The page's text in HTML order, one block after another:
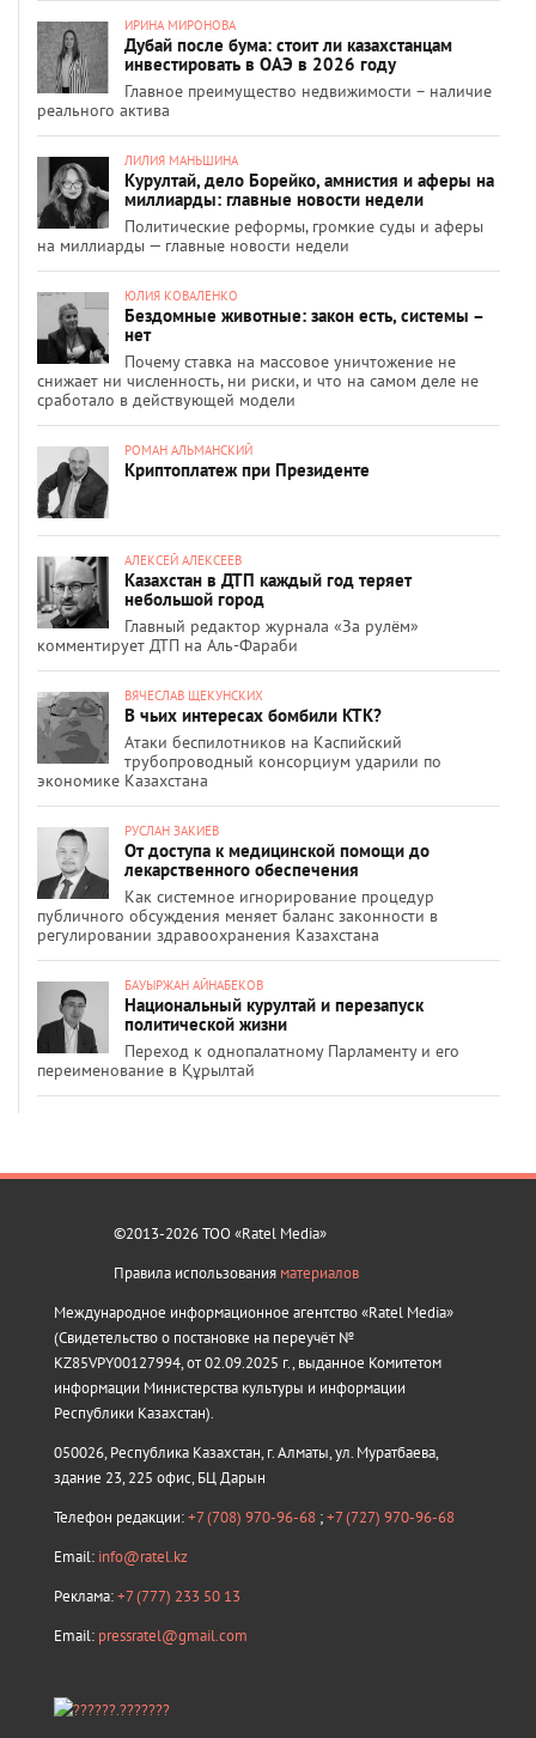
ИРИНА МИРОНОВА
Дубай после бума: стоит ли казахстанцам
инвестировать в ОАЭ в 2026 году
Главное преимущество недвижимости – наличие
реального актива
ЛИЛИЯ МАНЬШИНА
Курултай, дело Борейко, амнистия и аферы на
миллиарды: главные новости недели
Политические реформы, громкие суды и аферы
на миллиарды — главные новости недели
ЮЛИЯ КОВАЛЕНКО
Бездомные животные: закон есть, системы –
нет
Почему ставка на массовое уничтожение не
снижает ни численность, ни риски, и что на самом деле не
сработало в действующей модели
РОМАН АЛЬМАНСКИЙ
Криптоплатеж при Президенте
АЛЕКСЕЙ АЛЕКСЕЕВ
Казахстан в ДТП каждый год теряет
небольшой город
Главный редактор журнала «За рулём»
комментирует ДТП на Аль-Фараби
ВЯЧЕСЛАВ ЩЕКУНСКИХ
В чьих интересах бомбили КТК?
Атаки беспилотников на Каспийский
трубопроводный консорциум ударили по
экономике Казахстана
РУСЛАН ЗАКИЕВ
От доступа к медицинской помощи до
лекарственного обеспечения
Как системное игнорирование процедур
публичного обсуждения меняет баланс законности в
регулировании здравоохранения Казахстана
БАУЫРЖАН АЙНАБЕКОВ
Национальный курултай и перезапуск
политической жизни
Переход к однопалатному Парламенту и его
переименование в Құрылтай
©2013-2026 ТОО «Ratel Media»
Правила использования материалов
Международное информационное агентство «Ratel Media»
(Свидетельство о постановке на переучёт №
KZ85VPY00127994, от 02.09.2025 г., выданное Комитетом
информации Министерства культуры и информации
Республики Казахстан).
050026, Республика Казахстан, г. Алматы, ул. Муратбаева,
здание 23, 225 офис, БЦ Дарын
Телефон редакции:+7 (708) 970-96-68 ;+7 (727) 970-96-68
Email: info@ratel.kz
Реклама:+7 (777) 233 50 13
Email: pressratel@gmail.com